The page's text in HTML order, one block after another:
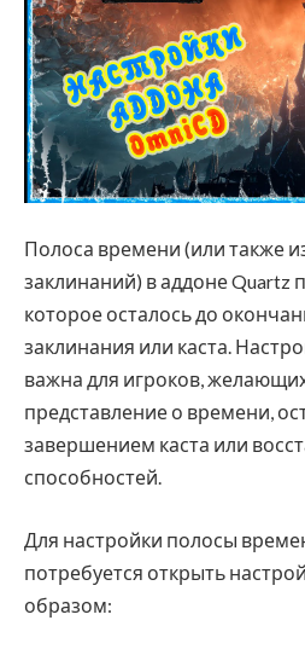
Полоса времени (или также
заклинаний) в аддоне Quartz
которое осталось до
заклинания или каста.
важна для игроков,
представление о времени,
завершением каста или
способностей.
Для настройки полосы
потребуется открыть
образом: